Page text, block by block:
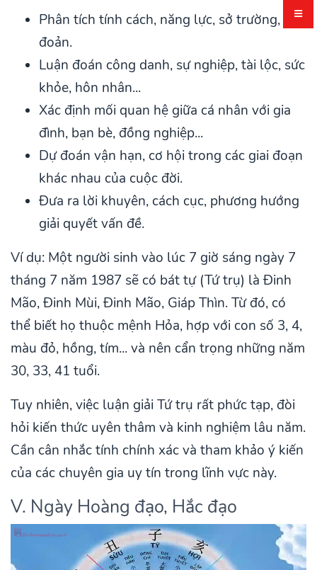
Phân tích tính cách, năng lực, sở trường, sở
đoản.
Luận đoán công danh, sự nghiệp, tài lộc, sức
khỏe, hôn nhân...
Xác định mối quan hệ giữa cá nhân với gia
đình, bạn bè, đồng nghiệp...
Dự đoán vận hạn, cơ hội trong các giai đoạn
khác nhau của cuộc đời.
Đưa ra lời khuyên, cách cục, phương hướng
giải quyết vấn đề.
Ví dụ: Một người sinh vào lúc 7 giờ sáng ngày 7
tháng 7 năm 1987 sẽ có bát tự (Tứ trụ) là Đinh
Mão, Đinh Mùi, Đinh Mão, Giáp Thìn. Từ đó, có
thể biết họ thuộc mệnh Hỏa, hợp với con số 3, 4,
màu đỏ, hồng, tím... và nên cẩn trọng những năm
30, 33, 41 tuổi.
Tuy nhiên, việc luận giải Tứ trụ rất phức tạp, đòi
hỏi kiến thức uyên thâm và kinh nghiệm lâu năm.
Cần cân nhắc tính chính xác và tham khảo ý kiến
của các chuyên gia uy tín trong lĩnh vực này.
V. Ngày Hoàng đạo, Hắc đạo